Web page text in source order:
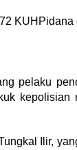
pelaku
kepolisian
Ilir,